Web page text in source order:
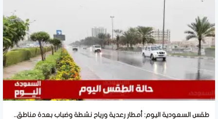
طقس السعودية اليوم: أمطار رعدية ورياح نشطة وضباب بعدة مناطق..